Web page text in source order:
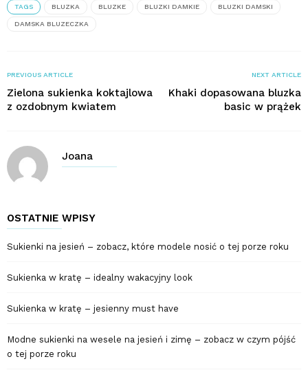
TAGS BLUZKA BLUZKE BLUZKI DAMKIE BLUZKI DAMSKI
DAMSKA BLUZECZKA
PREVIOUS ARTICLE
Zielona sukienka koktajlowa
z ozdobnym kwiatem
NEXT ARTICLE
Khaki dopasowana bluzka
basic w prążek
Joana
OSTATNIE WPISY
Sukienki na jesień – zobacz, które modele nosić o tej porze roku
Sukienka w kratę – idealny wakacyjny look
Sukienka w kratę – jesienny must have
Modne sukienki na wesele na jesień i zimę – zobacz w czym pójść
o tej porze roku